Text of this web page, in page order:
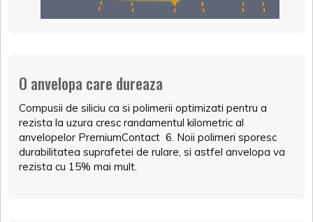
O anvelopa care dureaza
Compusii de siliciu ca si polimerii optimizati pentru a
rezista la uzura cresc randamentul kilometric al
anvelopelor PremiumContact 6. Noii polimeri sporesc
durabilitatea suprafetei de rulare, si astfel anvelopa va
rezista cu 15% mai mult.